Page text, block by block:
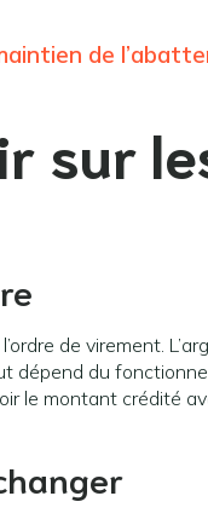
de
sur
de virement.
dépend du
le montant crédité